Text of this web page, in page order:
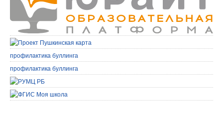
профилактика буллинга
профилактика буллинга